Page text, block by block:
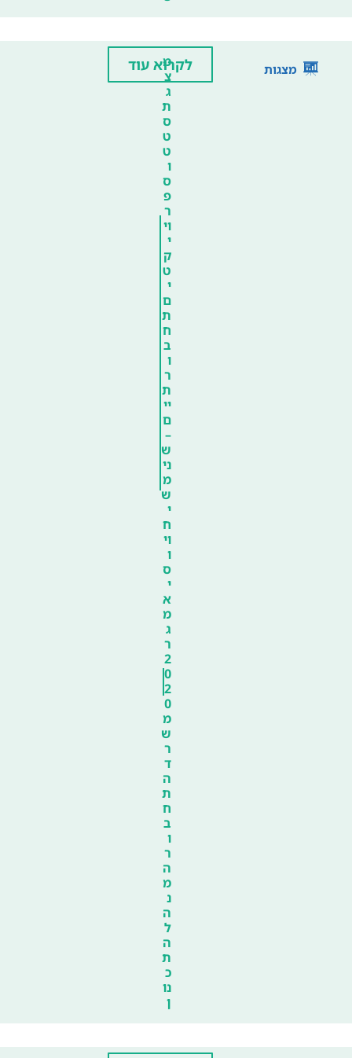
מצגות
מ
צ
ג
ת
ס
ט
ט
ו
ס
פ
ר
וי
י
ק
ט
י
ם
ת
ח
ב
ו
ר
ת
יי
ם
–
ש
ני
מ
ש
י
ח
וי
ו
ס
י
א
מ
ג
ר
2
0
2
0
מ
ש
ר
ד
ה
ת
ח
ב
ו
ר
ה
מ
נ
ה
ל
ה
ת
כ
נו
ן
לקרוא עוד